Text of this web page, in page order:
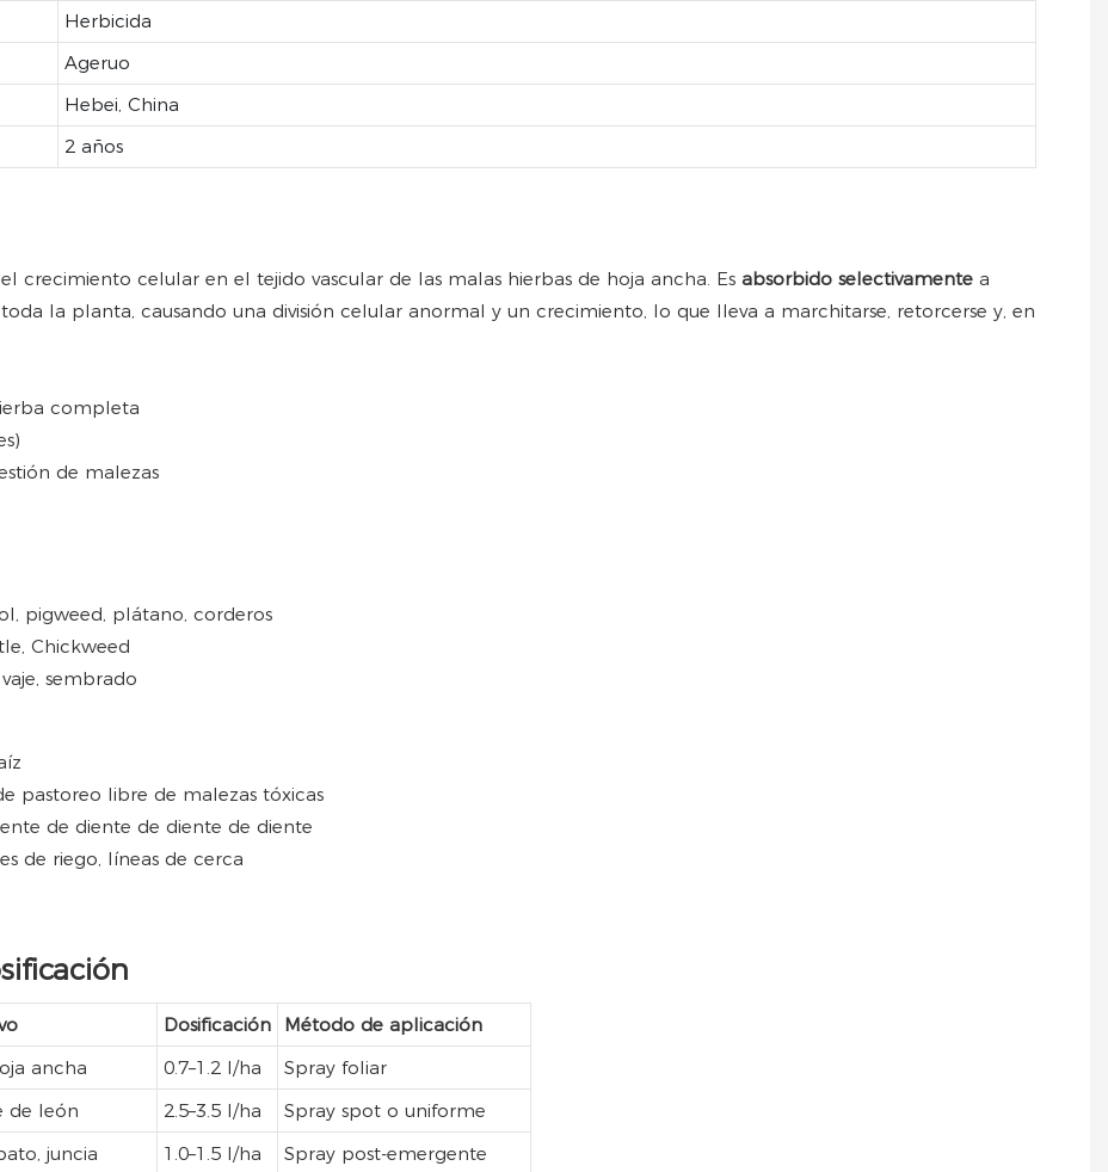
Herbicida
Ageruo
Hebei, China
2 años
crecimiento celular en el tejido vascular de las malas hierbas de hoja ancha. Es absorbido selectivamente a
la planta, causando una división celular anormal y un crecimiento, lo que lleva a marchitarse, retorcerse y, en
completa
de malezas
pigweed, plátano, corderos
Chickweed
sembrado
pastoreo libre de malezas tóxicas
de diente de diente de diente
de riego, líneas de cerca
Dosificación
Método de aplicación
ancha 0.7–1.2 l/ha
Spray foliar
de león 2.5–3.5 l/ha
Spray spot o uniforme
juncia 1.0–1.5 l/ha
Spray post-emergente